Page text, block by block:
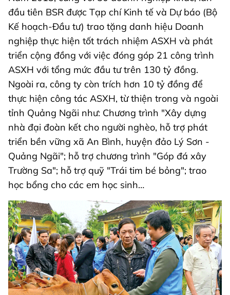
đầu tiên BSR được Tạp chí Kinh tế và Dự báo (Bộ
Kế hoạch-Đầu tư) trao tặng danh hiệu Doanh
nghiệp thực hiện tốt trách nhiệm ASXH và phát
triển cộng đồng với việc đóng góp 21 công trình
ASXH với tổng mức đầu tư trên 130 tỷ đồng.
Ngoài ra, công ty còn trích hơn 10 tỷ đồng để
thực hiện công tác ASXH, từ thiện trong và ngoài
tỉnh Quảng Ngãi như: Chương trình "Xây dựng
nhà đại đoàn kết cho người nghèo, hỗ trợ phát
triển bền vững xã An Bình, huyện đảo Lý Sơn -
Quảng Ngãi"; hỗ trợ chương trình "Góp đá xây
Trường Sa"; hỗ trợ quỹ "Trái tim bé bỏng"; trao
học bổng cho các em học sinh…